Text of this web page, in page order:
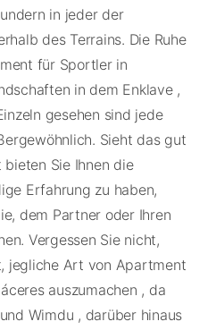
in jeder der
des Terrains. Die Ruhe
für Sportler in
in dem Enklave ,
gesehen sind jede
Sieht das gut
bieten Sie Ihnen die
Erfahrung zu haben,
dem Partner oder Ihren
Vergessen Sie nicht,
jegliche Art von Apartment
auszumachen , da
Wimdu , darüber hinaus